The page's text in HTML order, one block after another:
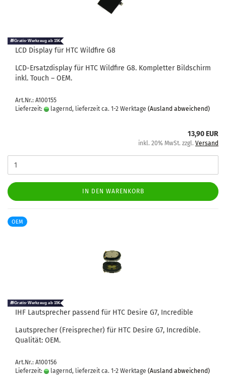
LCD Dis­play für HTC Wild­fire G8
LCD-​Ersatzdisplay für HTC Wild­fire G8. Kom­plet­ter Bild­schirm
inkl. Touch – OEM.
Art.Nr.: A100155
Lieferzeit:
lagernd, lieferzeit ca. 1-2 Werktage (Ausland abweichend)
13,90 EUR
inkl. 20% MwSt. zzgl. Versand
IN DEN WARENKORB
OEM
IHF Laut­spre­cher pas­send für HTC De­si­re G7, In­credi­ble
Laut­spre­cher (Frei­spre­cher) für HTC De­si­re G7, In­credi­ble.
Qua­li­tät: OEM.
Art.Nr.: A100156
Lieferzeit:
lagernd, lieferzeit ca. 1-2 Werktage (Ausland abweichend)